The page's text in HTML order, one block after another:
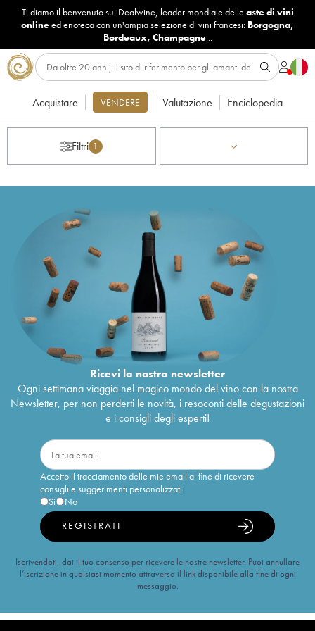
Ti diamo il benvenuto su iDealwine, leader mondiale delle aste di vini
onlineed enoteca con un'ampia selezione di vini francesi: Borgogna,
Bordeaux, Champagne...
Acquistare VENDERE Valutazione Enciclopedia
Filtri 1
Ricevi la nostra newsletter
Ogni settimana viaggia nel magico mondo del vino con la nostra
Newsletter, per non perderti le novità, i resoconti delle degustazioni
e i consigli degli esperti!
Accetto il tracciamento delle mie email al fine di ricevere
consigli e suggerimenti personalizzati
Sì
No
REGISTRATI
Iscrivendoti, dai il tuo consenso per ricevere le nostre newsletter. Puoi annullare
l’iscrizione in qualsiasi momento attraverso il link disponibile alla fine di ogni
messaggio.